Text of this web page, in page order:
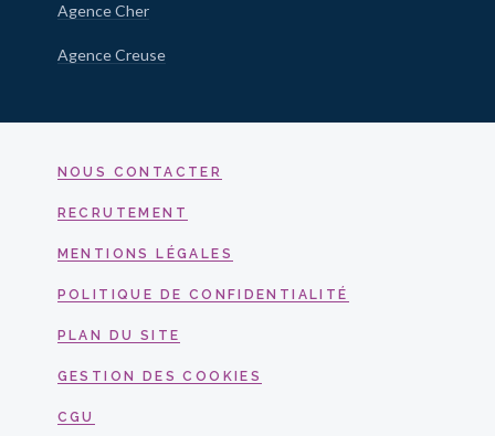
Agence Cher
Agence Creuse
NOUS CONTACTER
RECRUTEMENT
MENTIONS LÉGALES
POLITIQUE DE CONFIDENTIALITÉ
PLAN DU SITE
GESTION DES COOKIES
CGU